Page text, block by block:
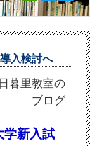
入検討へ
日暮里教室の
ブログ
学新入試